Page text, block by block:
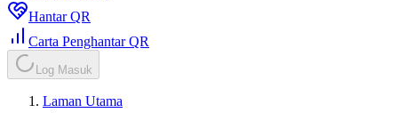
Hantar QR
Carta Penghantar QR
Log Masuk
Laman Utama